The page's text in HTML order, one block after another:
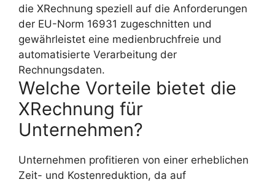
die XRechnung speziell auf die Anforderungen
der EU-Norm 16931 zugeschnitten und
gewährleistet eine medienbruchfreie und
automatisierte Verarbeitung der
Rechnungsdaten.
Welche Vorteile bietet die
XRechnung für
Unternehmen?
Unternehmen profitieren von einer erheblichen
Zeit- und Kostenreduktion, da auf